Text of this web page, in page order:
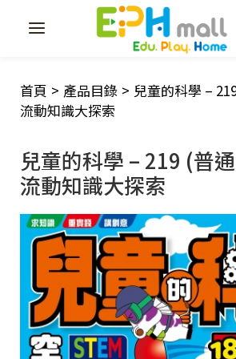
首頁 > 產品目錄 > 兒童的科學 –
流動知識大探索
兒童的科學 – 219 (普
流動知識大探索